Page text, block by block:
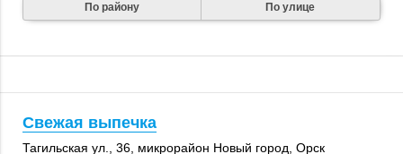
По району По улице
Свежая выпечка
Тагильская ул., 36 , микрорайон Новый город, Орск